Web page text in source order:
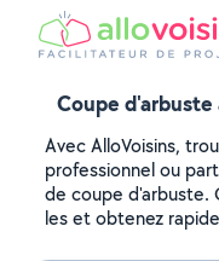
Coupe
Avec AlloVoisins,
professionnel ou
de coupe d'arbuste.
les et obtenez